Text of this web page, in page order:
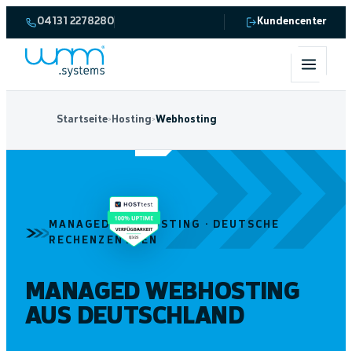
04131 2278280 Kundencenter
Startseite› Hosting›Webhosting
MANAGED WEBHOSTING · DEUTSCHE
RECHENZENTREN
MANAGED WEBHOSTING
AUS DEUTSCHLAND
· eigener
Monat
&
Notfall-